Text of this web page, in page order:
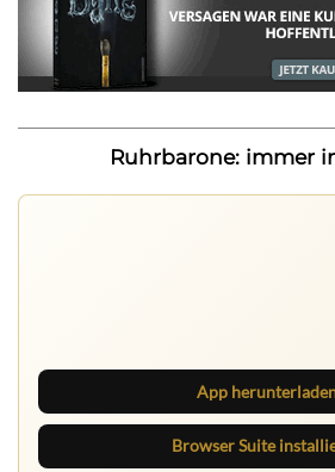
Ruhrbarone: immer
App
Browser Suite